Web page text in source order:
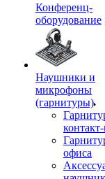
Конференц-
оборудование
Наушники и
микрофоны
(гарнитуры)
офиса